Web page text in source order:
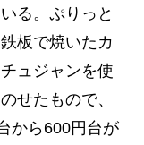
る。ぷりっと
板で焼いたカ
ュジャンを使
せたもので、
から600円台が